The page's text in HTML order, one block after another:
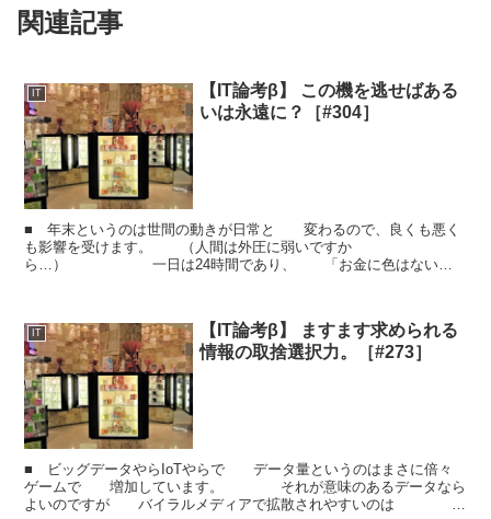
関連記事
IT
【IT論考β】 この機を逃せばある
いは永遠に？［#304］
■ 年末というのは世間の動きが日常と 変わるので、良くも悪く
も影響を受けます。 （人間は外圧に弱いですか
ら…） 一日は24時間であり、 「お金に色はない」
IT
【IT論考β】 ますます求められる
情報の取捨選択力。［#273］
■ ビッグデータやらIoTやらで データ量というのはまさに倍々
ゲームで 増加しています。 それが意味のあるデータなら
よいのですが バイラルメディアで拡散されやすいのは 感